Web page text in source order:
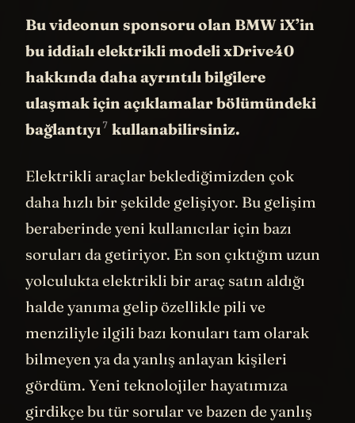
Bu videonun sponsoru olan BMW iX’in
bu iddialı elektrikli modeli xDrive40
hakkında daha ayrıntılı bilgilere
ulaşmak için açıklamalar bölümündeki
bağlantıyı 7 kullanabilirsiniz.
Elektrikli araçlar beklediğimizden çok
daha hızlı bir şekilde gelişiyor. Bu gelişim
beraberinde yeni kullanıcılar için bazı
soruları da getiriyor. En son çıktığım uzun
yolculukta elektrikli bir araç satın aldığı
halde yanıma gelip özellikle pili ve
menziliyle ilgili bazı konuları tam olarak
bilmeyen ya da yanlış anlayan kişileri
gördüm. Yeni teknolojiler hayatımıza
girdikçe bu tür sorular ve bazen de yanlış